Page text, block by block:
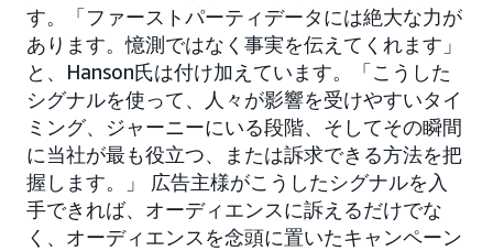
す。「ファーストパーティデータには絶大な力が
あります。憶測ではなく事実を伝えてくれます」
と、Hanson氏は付け加えています。「こうした
シグナルを使って、人々が影響を受けやすいタイ
ミング、ジャーニーにいる段階、そしてその瞬間
に当社が最も役立つ、または訴求できる方法を把
握します。」 広告主様がこうしたシグナルを入
手できれば、オーディエンスに訴えるだけでな
く、オーディエンスを念頭に置いたキャンペーン